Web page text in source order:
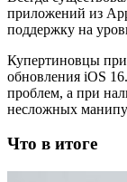
приложений из
поддержку на
Купертиновцы
обновления iOS
проблем, а при
несложных
Что в итоге